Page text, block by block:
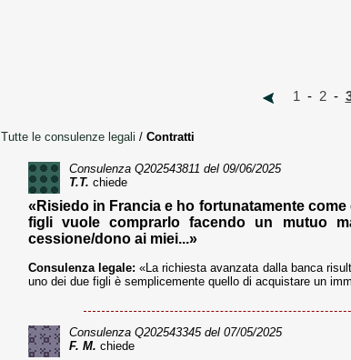
1 - 2 -
Tutte le consulenze legali / Contratti
Consulenza Q202543811 del 09/06/2025
T.T. chiede
«Risiedo in Francia e ho fortunatamente
figli vuole comprarlo facendo un mutuo
cessione/dono ai miei...»
Consulenza legale: «La richiesta avanzata dalla banca
uno dei due figli è semplicemente quello di acquistare un
Consulenza Q202543345del 07/05/2025
F. M. chiede